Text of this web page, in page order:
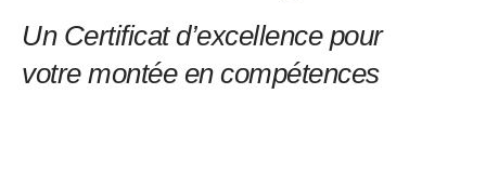
Un Certificat d’excellence pour
votre montée en compétences